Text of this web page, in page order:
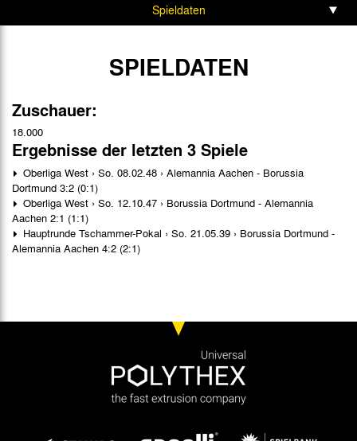
Spieldaten
SPIELDATEN
Zuschauer:
18.000
Ergebnisse der letzten 3 Spiele
Oberliga West › So. 08.02.48 › Alemannia Aachen - Borussia
Dortmund 3:2 (0:1)
Oberliga West › So. 12.10.47 › Borussia Dortmund - Alemannia
Aachen 2:1 (1:1)
Hauptrunde Tschammer-Pokal › So. 21.05.39 › Borussia Dortmund -
Alemannia Aachen 4:2 (2:1)